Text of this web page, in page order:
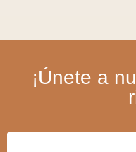
¡Únete a